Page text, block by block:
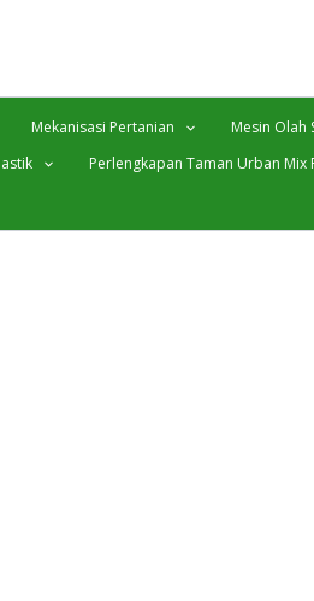
Mekanisasi Pertanian Mesin Olah
Perlengkapan Taman Urban Mix